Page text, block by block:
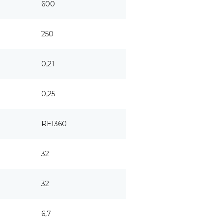
600
250
0,21
0,25
REI360
32
32
6,7